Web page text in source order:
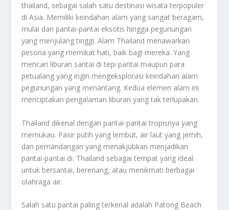
thailand, sebagai salah satu destinasi wisata terpopuler
di Asia. Memiliki keindahan alam yang sangat beragam,
mulai dari pantai-pantai eksotis hingga pegunungan
yang menjulang tinggi. Alam Thailand menawarkan
pesona yang memikat hati, baik bagi mereka. Yang
mencari liburan santai di tepi pantai maupun para
petualang yang ingin mengeksplorasi keindahan alam
pegunungan yang menantang. Kedua elemen alam ini
menciptakan pengalaman liburan yang tak terlupakan.
Thailand dikenal dengan pantai-pantai tropisnya yang
memukau. Pasir putih yang lembut, air laut yang jernih,
dan pemandangan yang menakjubkan menjadikan
pantai-pantai di. Thailand sebagai tempat yang ideal
untuk bersantai, berenang, atau menikmati berbagai
olahraga air.
Salah satu pantai paling terkenal adalah Patong Beach